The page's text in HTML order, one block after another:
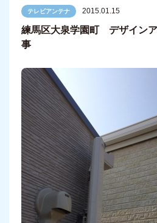
テレビアンテナ 2015.01.15
練馬区大泉学園町 デザイン
事